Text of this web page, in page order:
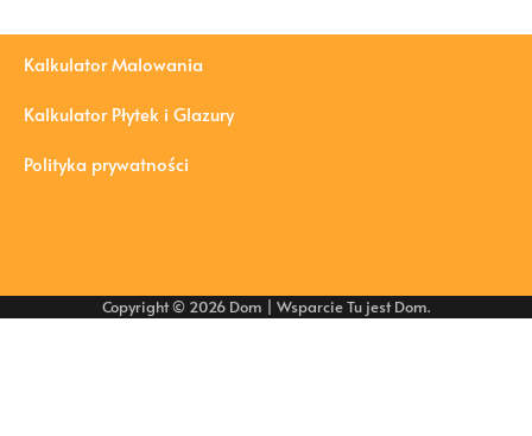
Kalkulator Malowania
Kalkulator Płytek i Glazury
Polityka prywatności
Copyright © 2026 Dom | WsparcieTu jest Dom.